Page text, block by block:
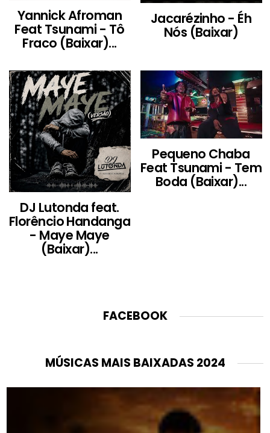
Yannick Afroman
Feat Tsunami - Tô
Fraco (Baixar)...
Jacarézinho - Éh
Nós (Baixar)
DJ Lutonda feat.
Florêncio Handanga
- Maye Maye
(Baixar)...
Pequeno Chaba
Feat Tsunami - Tem
Boda (Baixar)...
FACEBOOK
MÚSICAS MAIS BAIXADAS 2024